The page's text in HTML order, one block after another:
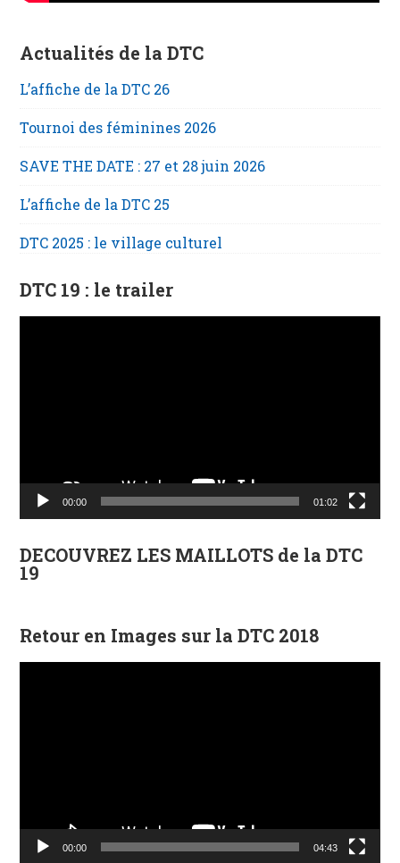
Actualités de la DTC
L’affiche de la DTC 26
Tournoi des féminines 2026
SAVE THE DATE : 27 et 28 juin 2026
L’affiche de la DTC 25
DTC 2025 : le village culturel
DTC 19 : le trailer
00:00 01:02
DECOUVREZ LES MAILLOTS de la DTC
19
Retour en Images sur la DTC 2018
00:00 04:43